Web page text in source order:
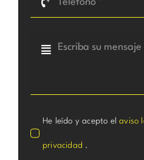
He leído y acepto elaviso
privacidad .